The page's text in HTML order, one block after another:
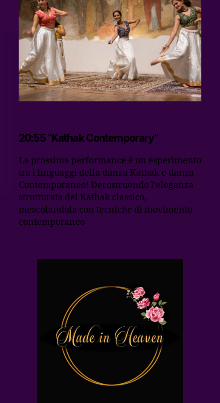
20:55 “Kathak Contemporary”
La prossima performance è un esperimento
tra i linguaggi della danza Kathak e danza
Contemporaneo! Decostruendo l’eleganza
strutturata del Kathak classico,
mescolandola con tecniche di movimento
contemporaneo